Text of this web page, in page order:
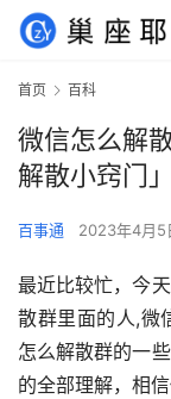
首页 百科
微信怎么解
解散小窍门」
百事通 2023年4月
最近比较忙，今
散群里面的人,微
怎么解散群的一
的全部理解，相